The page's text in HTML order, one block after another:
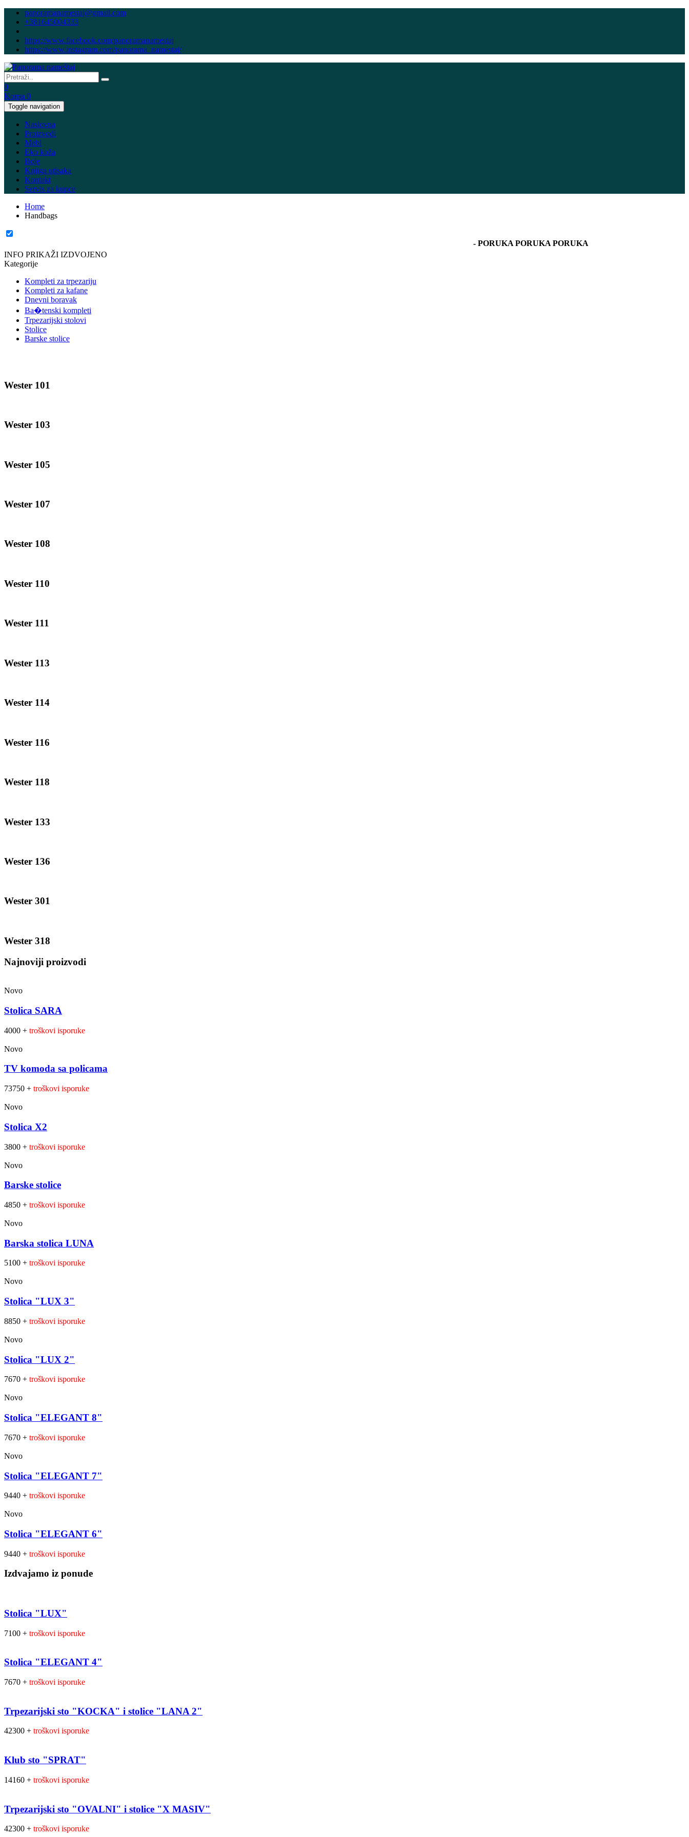
panoramanamestaj@gmail.com
+381645004333
https://www.facebook.com/panoramanamestaj
https://www.instagram.com/panorama_namestaj/
0
Korpa 0
Toggle navigation
Naslovna
Proizvodi
Mebl
Eko koža
Boje
Knjiga utisaka
Kontakt
Servis za kupce
Home
Handbags
- PORUKA PORUKA PORUKA
INFO PRIKAŽI IZDVOJENO
Kategorije
Kompleti za trpezariju
Kompleti za kafane
Dnevni boravak
Ba�tenski kompleti
Trpezarijski stolovi
Stolice
Barske stolice
Wester 101
Wester 103
Wester 105
Wester 107
Wester 108
Wester 110
Wester 111
Wester 113
Wester 114
Wester 116
Wester 118
Wester 133
Wester 136
Wester 301
Wester 318
Najnoviji proizvodi
Novo
Stolica SARA
4000 + troškovi isporuke
Novo
TV komoda sa policama
73750 + troškovi isporuke
Novo
Stolica X2
3800 + troškovi isporuke
Novo
Barske stolice
4850 + troškovi isporuke
Novo
Barska stolica LUNA
5100 + troškovi isporuke
Novo
Stolica "LUX 3"
8850 + troškovi isporuke
Novo
Stolica "LUX 2"
7670 + troškovi isporuke
Novo
Stolica "ELEGANT 8"
7670 + troškovi isporuke
Novo
Stolica "ELEGANT 7"
9440 + troškovi isporuke
Novo
Stolica "ELEGANT 6"
9440 + troškovi isporuke
Izdvajamo iz ponude
Stolica "LUX"
7100 + troškovi isporuke
Stolica "ELEGANT 4"
7670 + troškovi isporuke
Trpezarijski sto "KOCKA" i stolice "LANA 2"
42300 + troškovi isporuke
Klub sto "SPRAT"
14160 + troškovi isporuke
Trpezarijski sto "OVALNI" i stolice "X MASIV"
42300 + troškovi isporuke